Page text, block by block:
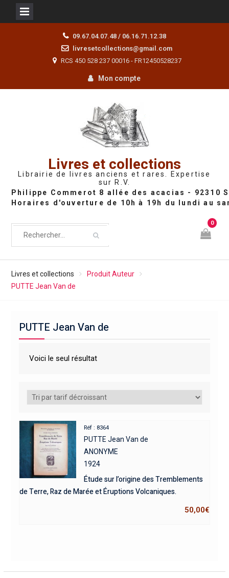
09.67.04.07.48 / 06.16.71.12.38
livresetcollections@gmail.com
RCS 450 528 237 00016 - FR12450528237
Mon compte
Livres et collections
Librairie de livres anciens et rares. Expertise
sur R.V.
0
Livres et collections
Produit Auteur
PUTTE Jean Van de
PUTTE Jean Van de
Voici le seul résultat
Réf : 8364
PUTTE Jean Van de
ANONYME
1924
Étude sur l’origine des Tremblements
de Terre, Raz de Marée et Éruptions Volcaniques.
50,00€